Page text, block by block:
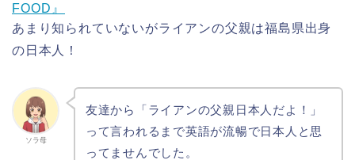
FOOD』
あまり知られていないがライアンの父親は福島県出身
の日本人！
ソラ母
友達から「ライアンの父親日本人だよ！」
って言われるまで英語が流暢で日本人と思
ってませんでした。